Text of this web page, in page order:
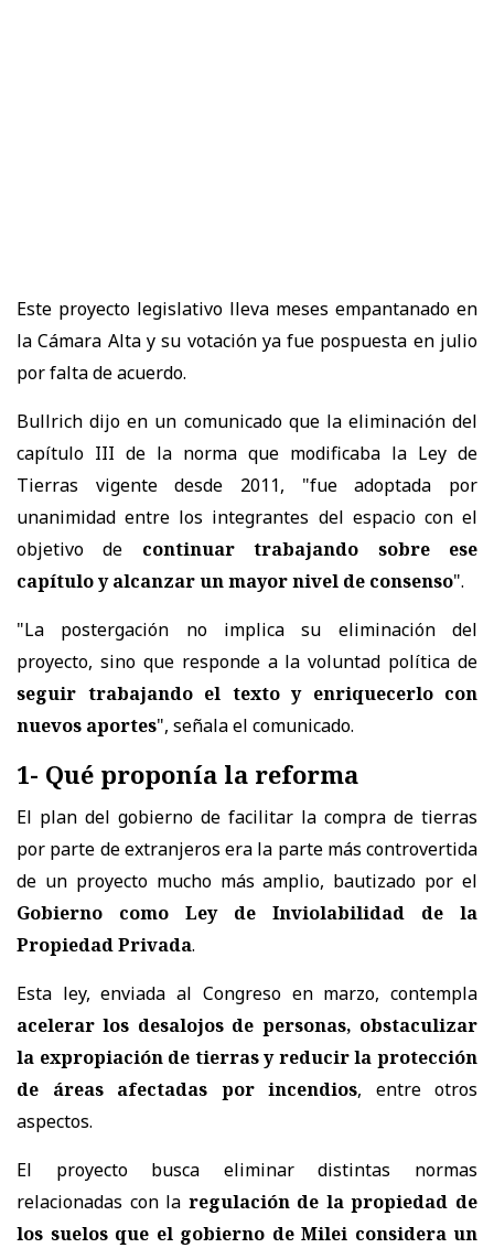
Este proyecto legislativo lleva meses empantanado en
la Cámara Alta y su votación ya fue pospuesta en julio
por falta de acuerdo.
Bullrich dijo en un comunicado que la eliminación del
capítulo III de la norma que modificaba la Ley de
Tierras vigente desde 2011, "fue adoptada por
unanimidad entre los integrantes del espacio con el
objetivo de continuar trabajando sobre ese
capítulo y alcanzar un mayor nivel de consenso".
"La postergación no implica su eliminación del
proyecto, sino que responde a la voluntad política de
seguir trabajando el texto y enriquecerlo con
nuevos aportes", señala el comunicado.
1- Qué proponía la reforma
El plan del gobierno de facilitar la compra de tierras
por parte de extranjeros era la parte más controvertida
de un proyecto mucho más amplio, bautizado por el
Gobierno como Ley de Inviolabilidad de la
Propiedad Privada.
Esta ley, enviada al Congreso en marzo, contempla
acelerar los desalojos de personas, obstaculizar
la expropiación de tierras y reducir la protección
de áreas afectadas por incendios, entre otros
aspectos.
El proyecto busca eliminar distintas normas
relacionadas con la regulación de la propiedad de
los suelos que el gobierno de Milei considera un